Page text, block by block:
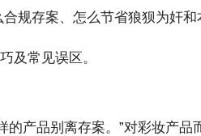
规存案、怎么节省狼狈为奸和
及常见误区。
产品别离存案。”对彩妆产品